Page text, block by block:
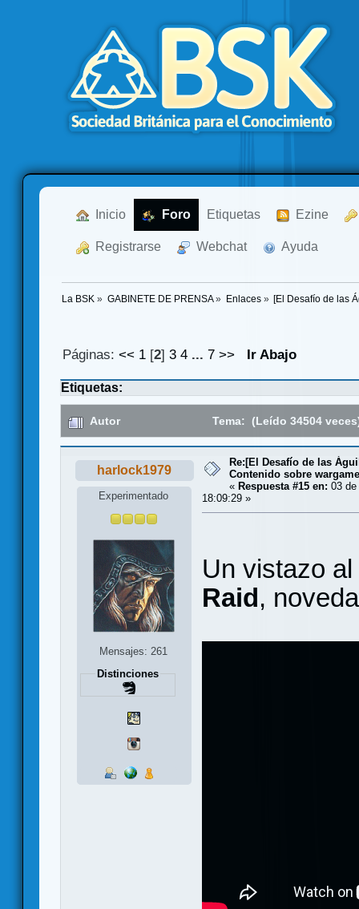
Inicio Foro Etiquetas Ezine
Registrarse Webchat Ayuda
La BSK » GABINETE DE PRENSA» Enlaces» [El Desafío de las
Páginas:<< 1 [2]3 4 ...7 >> Ir Abajo
Etiquetas:
Autor Tema: (Leído 34504
harlock1979
Experimentado
Mensajes: 261
Distinciones
Re:[El Desafío de las
Contenido sobre
« Respuesta #15 en: 03
18:09:29 »
Un vistazo
Raid,